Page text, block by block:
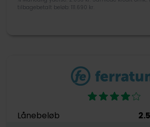
tilbagebetalt beløb: 111.690 kr.
Lånebeløb